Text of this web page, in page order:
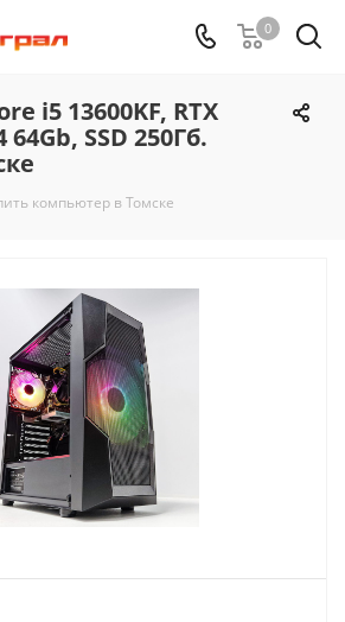
0
i5 13600KF, RTX
64Gb, SSD 250Гб.
компьютер в Томске